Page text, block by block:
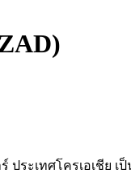
ประเทศโครเอเชีย